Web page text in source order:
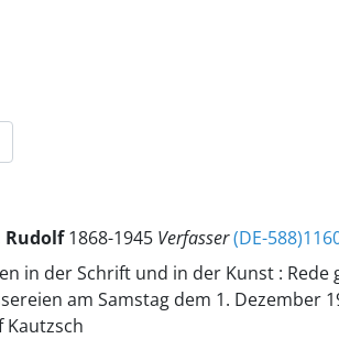
Rudolf1868-1945 Verfasser(DE-
in der Schrift und in der Kunst :
am Samstag dem 1. Dezember
Kautzsch